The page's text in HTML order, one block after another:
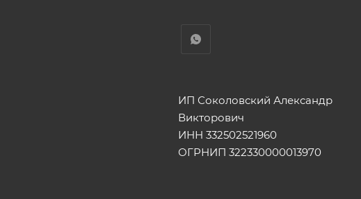
ИП Соколовский Александр
Викторович
ИНН 332502521960
ОГРНИП 322330000013970